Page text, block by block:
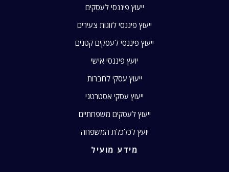
ייעוץ פיננסי לעסקים
ייעוץ פיננסי לזוגות צעירים
ייעוץ פיננסי לעסקים קטנים
יועץ פיננסי אישי
ייעוץ עסקי לחברות
ייעוץ עסקי אסטרטגי
ייעוץ לעסקים משפחתיים
יועץ לכלכלת המשפחה
מידע מועיל